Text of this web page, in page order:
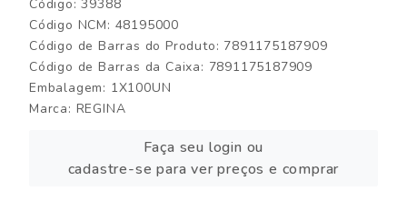
Código: 39388
Código NCM: 48195000
Código de Barras do Produto: 7891175187909
Código de Barras da Caixa: 7891175187909
Embalagem: 1X100UN
Marca: REGINA
Faça seu login ou
cadastre-se para ver preços e comprar